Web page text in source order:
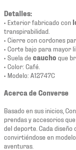
Detalles:
• Exterior fabricado con
transpirabilidad.
• Cierre con cordones
• Corte bajo para mayor
• Suela de caucho que
• Color: Café.
• Modelo: A12747C
Acerca de Converse
Basado en sus inicios,
prendas y accesorios
del deporte. Cada
convirtiéndose en
aventuras.